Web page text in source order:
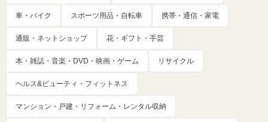
車・バイク スポーツ用品・自転車 携帯・通信・家電
通販・ネットショップ 花・ギフト・手芸
本・雑誌・音楽・DVD・映画・ゲーム リサイクル
ヘルス&ビューティ・フィットネス
マンション・戸建・リフォーム・レンタル収納